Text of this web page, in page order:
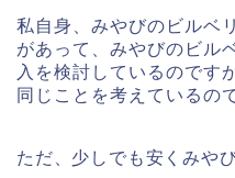
私自身、みやびのビルベ
があって、みやびのビル
入を検討しているのです
同じことを考えているの
ただ、少しでも安くみや